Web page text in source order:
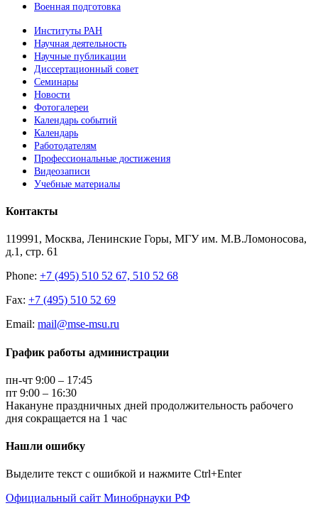
Военная подготовка
Институты РАН
Научная деятельность
Научные публикации
Диссертационный совет
Семинары
Новости
Фотогалереи
Календарь событий
Календарь
Работодателям
Профессиональные достижения
Видеозаписи
Учебные материалы
Контакты
119991, Москва, Ленинские Горы, МГУ им. М.В.Ломоносова,
д.1, стр. 61
Phone: +7 (495) 510 52 67, 510 52 68
Fax: +7 (495) 510 52 69
Email: mail@mse-msu.ru
График работы администрации
пн-чт 9:00 – 17:45
пт 9:00 – 16:30
Накануне праздничных дней продолжительность рабочего
дня сокращается на 1 час
Нашли ошибку
Выделите текст с ошибкой и нажмите Ctrl+Enter
Официальный сайт Минобрнауки РФ